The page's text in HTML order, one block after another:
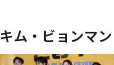
キム・ビョンマン